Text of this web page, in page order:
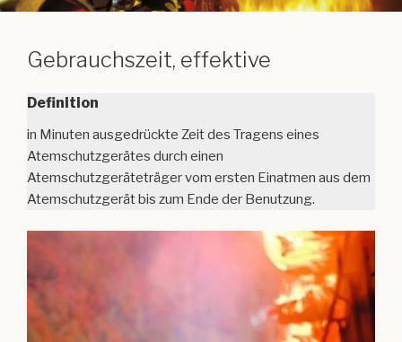
Gebrauchszeit, effektive
Definition
in Minuten ausgedrückte Zeit des Tragens eines
Atemschutzgerätes durch einen
Atemschutzgeräteträger vom ersten Einatmen aus dem
Atemschutzgerät bis zum Ende der Benutzung.